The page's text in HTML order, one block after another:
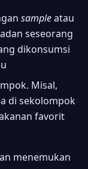
sampleatau
seseorang
dikonsumsi
Misal,
di sekolompok
favorit
menemukan